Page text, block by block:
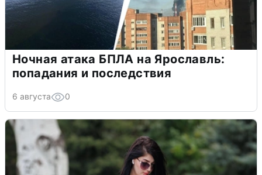
Ночная атака БПЛА на Ярославль:
попадания и последствия
6 августа 0